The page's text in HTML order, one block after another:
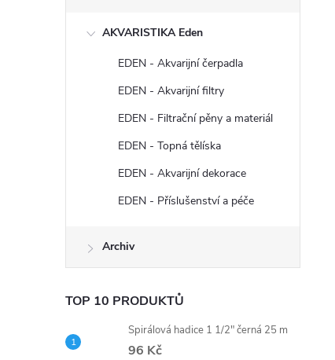
AKVARISTIKA Eden
EDEN - Akvarijní čerpadla
EDEN - Akvarijní filtry
EDEN - Filtrační pěny a materiál
EDEN - Topná tělíska
EDEN - Akvarijní dekorace
EDEN - Příslušenství a péče
Archiv
TOP 10 PRODUKTŮ
Spirálová hadice 1 1/2" černá 25 m
96 Kč